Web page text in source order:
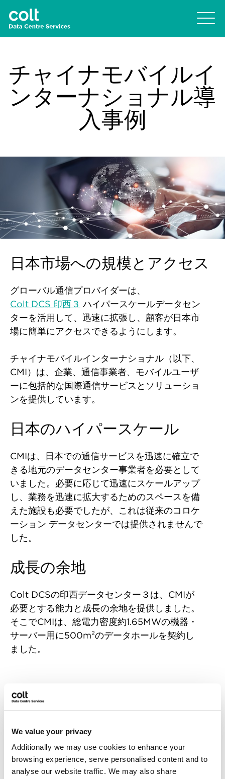
We value your privacy
Additionally we may use cookies to enhance your
browsing experience, serve personalised content and to
analyse our website traffic. We may also share
チャイナモバイルイ
ンターナショナル導
入事例
日本市場への規模とアクセス
グローバル通信プロバイダーは、
Colt DCS 印西３ ハイパースケールデータセン
ターを活用して、迅速に拡張し、顧客が日本市
場に簡単にアクセスできるようにします。
チャイナモバイルインターナショナル（以下、
CMI）は、企業、通信事業者、モバイルユーザ
ーに包括的な国際通信サービスとソリューショ
ンを提供しています。
日本のハイパースケール
CMIは、日本での通信サービスを迅速に確立で
きる地元のデータセンター事業者を必要として
いました。必要に応じて迅速にスケールアップ
し、業務を迅速に拡大するためのスペースを備
えた施設も必要でしたが、これは従来のコロケ
ーション データセンターでは提供されませんで
した。
成長の余地
Colt DCSの印西データセンター３は、CMIが
必要とする能力と成長の余地を提供しました。
そこでCMIは、総電力密度約1.65MWの機器・
サーバー用に500m²のデータホールを契約し
ました。
「私たちはグローバル通信会社ではあります
が、ビジネスを拡大する上で世界各地の企業
と協力していくことは不可欠です。だからこ